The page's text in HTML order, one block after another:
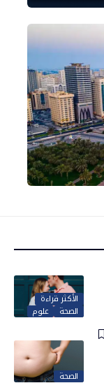
الأكثر قراءة
الصحة
علوم
الصحة